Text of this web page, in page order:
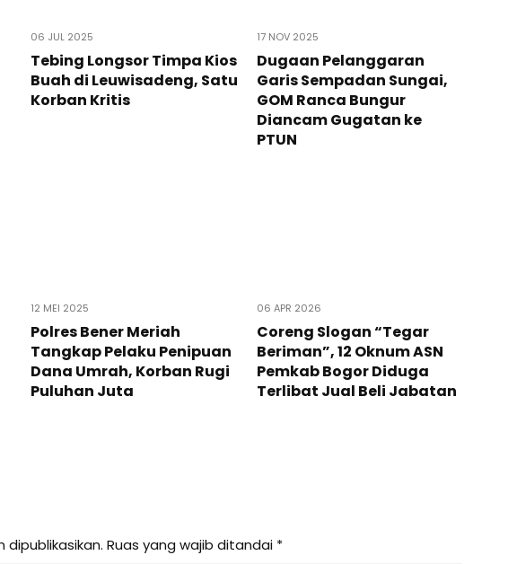
06 JUL 2025
Tebing Longsor Timpa Kios
Buah di Leuwisadeng, Satu
Korban Kritis
17 NOV 2025
Dugaan Pelanggaran
Garis Sempadan Sungai,
GOM Ranca Bungur
Diancam Gugatan ke
PTUN
12 MEI 2025
Polres Bener Meriah
Tangkap Pelaku Penipuan
Dana Umrah, Korban Rugi
Puluhan Juta
06 APR 2026
Coreng Slogan “Tegar
Beriman”, 12 Oknum ASN
Pemkab Bogor Diduga
Terlibat Jual Beli Jabatan
Ruas yang wajib ditandai *